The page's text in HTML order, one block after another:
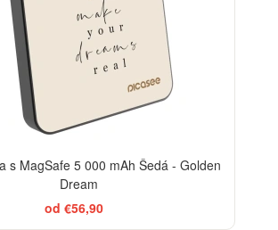
s MagSafe 5 000 mAh Šedá - Golden
Dream
od €56,90